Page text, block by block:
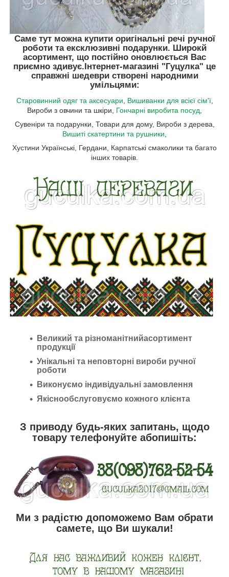
Саме тут можна купити оригінальні речі ручної
роботи та ексклюзивні подарунки. Широкй
асортимент, що постійно оновлюється Вас
приємно здивує.Інтернет-магазині "Гуцулка" це
справжні шедеври створені народними
умільцями:
Старовинний одяг та аксесуари Вишиванки для всієї сім'ї,
Вироби з овчини та шкіри,
Гончарні виробита посуд
Сувеніри та подарунки, Товари для дому, Вироби з дерева,
Вишиті скатертини та рушники
Хустини Українські, Гердани, Карпатські смаколики та багато
інших товарів.
Великий та різноманітнийасортимент
продукції
Унікальні та неповторні вироби ручної
роботи
Виконуємо індивідуальні замовлення
Якіснообслуговуємо кожного клієнта
З приводу будь-яких запитань, щодо
товару телефонуйте абопишіть:
Ми з радістю допоможемо Вам обрати
самете, що Ви шукали!